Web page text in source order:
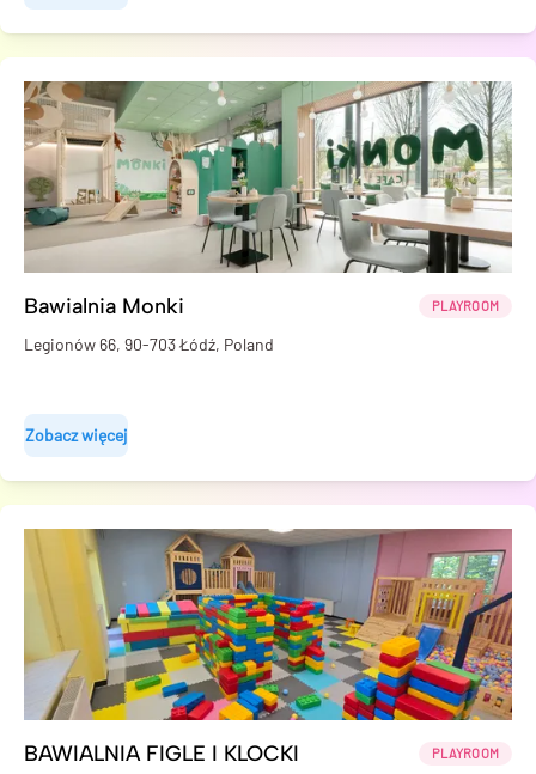
Bawialnia Monki PLAYROOM
Legionów 66, 90-703 Łódź, Poland
Zobacz więcej
BAWIALNIA FIGLE I KLOCKI PLAYROOM